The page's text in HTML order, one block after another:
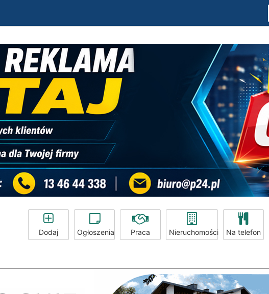
Dodaj Ogłoszenia Praca Nieruchomości Na telefon